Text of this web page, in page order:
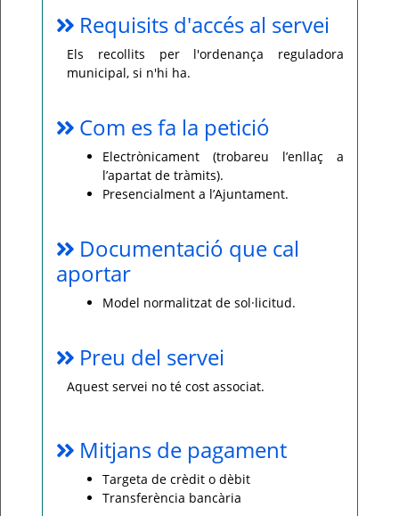
Requisits d'accés al servei
Els recollits per l'ordenança reguladora
municipal, si n'hi ha.
Com es fa la petició
Electrònicament (trobareu l’enllaç a
l’apartat de tràmits).
Presencialment a l’Ajuntament.
Documentació que cal
aportar
Model normalitzat de sol·licitud.
Preu del servei
Aquest servei no té cost associat.
Mitjans de pagament
Targeta de crèdit o dèbit
Transferència bancària